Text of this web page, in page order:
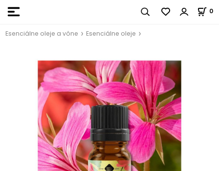
0
Esenciálne oleje a vône Esenciálne oleje